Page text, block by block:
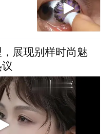
展现别样时尚魅